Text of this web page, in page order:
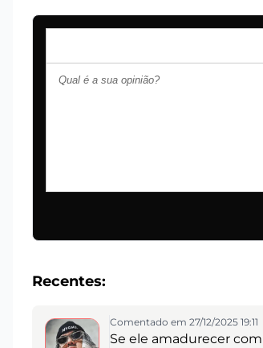
Recentes:
Comentado em 27/12/2025 19:11
Se ele amadurecer